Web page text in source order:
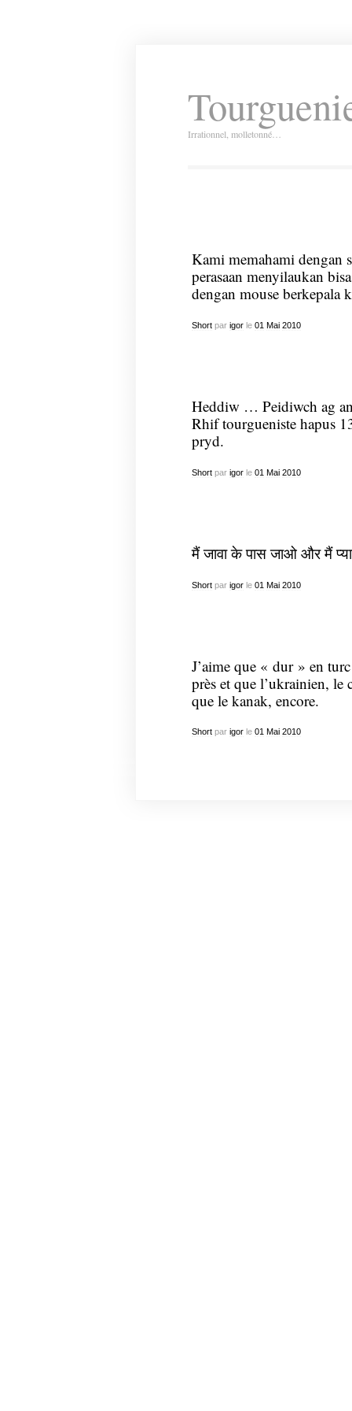
Irrationnel, molletonné…
Kami memahami dengan
perasaan menyilaukan
dengan mouse berkepala
Shortpar igorle 01 Mai 2010
Heddiw … Peidiwch ag
Rhif tourgueniste hapus
pryd.
Shortpar igorle 01 Mai 2010
मैं जावा के पास जाओ और मैं
Shortpar igorle 01 Mai 2010
J’aime que « dur » en
près et que l’ukrainien, le
que le kanak, encore.
Shortpar igorle 01 Mai 2010